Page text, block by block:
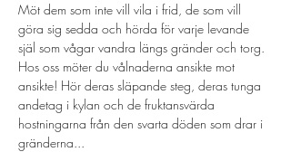
Möt dem som inte vill vila i frid, de som vill
göra sig sedda och hörda för varje levande
själ som vågar vandra längs gränder och torg.
Hos oss möter du vålnaderna ansikte mot
ansikte! Hör deras släpande steg, deras tunga
andetag i kylan och de fruktansvärda
hostningarna från den svarta döden som drar i
gränderna...